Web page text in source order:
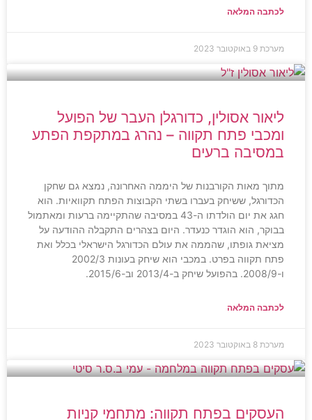
לכתבה המלאה
מערכת 9 באוקטובר 2023
ליאור אסולין, כדורגלן העבר של הפועל
ומכבי פתח תקווה – נהרג במתקפת הפתע
במסיבה ברעים
מתוך מאות הקורבנות של היממה האחרונה, נמצא גם שחקן
הכדורגל, ששיחק בעברו בשתי הקבוצות הפתח תקוואיות. הוא
חגג את יום הולדתו ה-43 במסיבה שהתקיימה ברעות ומאתמול
בבוקר, הוא הוגדר כנעדר. היום בצהרים התקבלה ההודעה על
מציאת גופתו, שהממה את עולם הכדורגל הישראלי בכלל ואת
פתח תקווה בפרט. במכבי הוא שיחק בעונות 2002/3
ו-2008/9. בהפועל שיחק ב-2013/4 וב-2015/6.
לכתבה המלאה
מערכת 8 באוקטובר 2023
העסקים בפתח תקווה: מתחמי קניות